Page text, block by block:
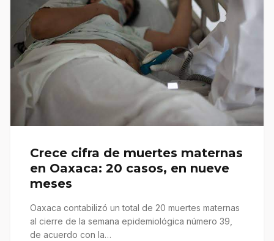
Crece cifra de muertes maternas
en Oaxaca: 20 casos, en nueve
meses
Oaxaca contabilizó un total de 20 muertes maternas
al cierre de la semana epidemiológica número 39,
de acuerdo con la…